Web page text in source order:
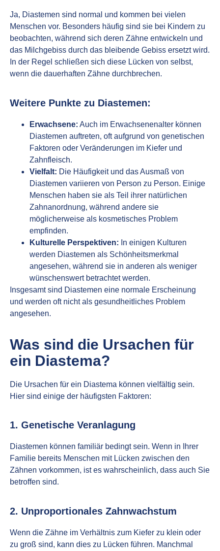
Ja, Diastemen sind normal und kommen bei vielen
Menschen vor. Besonders häufig sind sie bei Kindern zu
beobachten, während sich deren Zähne entwickeln und
das Milchgebiss durch das bleibende Gebiss ersetzt wird.
In der Regel schließen sich diese Lücken von selbst,
wenn die dauerhaften Zähne durchbrechen.
Weitere Punkte zu Diastemen:
Erwachsene: Auch im Erwachsenenalter können
Diastemen auftreten, oft aufgrund von genetischen
Faktoren oder Veränderungen im Kiefer und
Zahnfleisch.
Vielfalt: Die Häufigkeit und das Ausmaß von
Diastemen variieren von Person zu Person. Einige
Menschen haben sie als Teil ihrer natürlichen
Zahnanordnung, während andere sie
möglicherweise als kosmetisches Problem
empfinden.
Kulturelle Perspektiven: In einigen Kulturen
werden Diastemen als Schönheitsmerkmal
angesehen, während sie in anderen als weniger
wünschenswert betrachtet werden.
Insgesamt sind Diastemen eine normale Erscheinung
und werden oft nicht als gesundheitliches Problem
angesehen.
Was sind die Ursachen für
ein Diastema?
Die Ursachen für ein Diastema können vielfältig sein.
Hier sind einige der häufigsten Faktoren:
1. Genetische Veranlagung
Diastemen können familiär bedingt sein. Wenn in Ihrer
Familie bereits Menschen mit Lücken zwischen den
Zähnen vorkommen, ist es wahrscheinlich, dass auch Sie
betroffen sind.
2. Unproportionales Zahnwachstum
Wenn die Zähne im Verhältnis zum Kiefer zu klein oder
zu groß sind, kann dies zu Lücken führen. Manchmal